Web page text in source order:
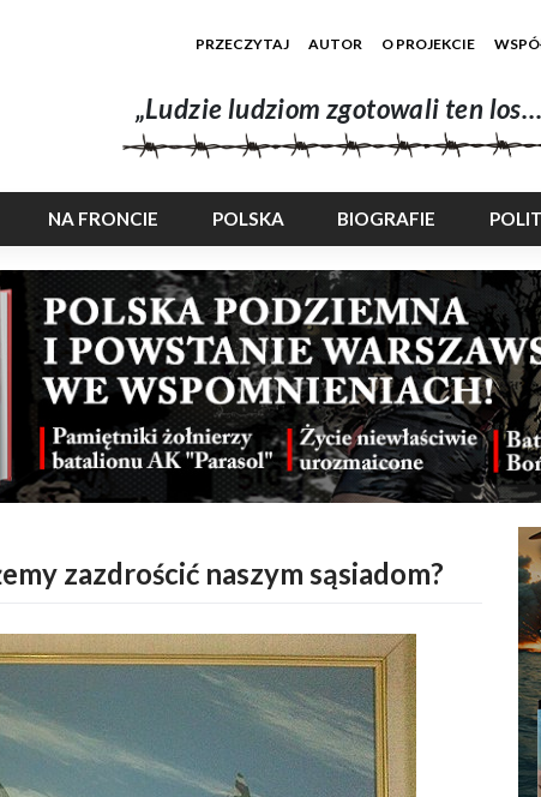
PRZECZYTAJ AUTOR O PROJEKCIE
„Ludzie ludziom zgotowali ten
NA FRONCIE POLSKA BIOGRAFIE
zazdrościć naszym sąsiadom?